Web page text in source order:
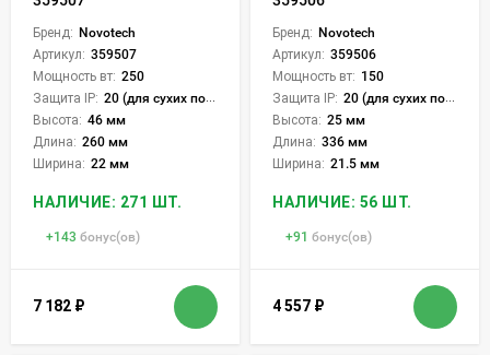
Бренд: Novotech
Артикул: 359507
Мощность вт: 250
Защита IP: 20 (для сухих пом.)
Высота: 46 мм
Длина: 260 мм
Ширина: 22 мм
НАЛИЧИЕ: 271 ШТ.
+143 бонус(ов)
7 182 ₽
Бренд: Novotech
Артикул: 359506
Мощность вт: 150
Защита IP: 20 (для сухих пом.)
Высота: 25 мм
Длина: 336 мм
Ширина: 21.5 мм
НАЛИЧИЕ: 56 ШТ.
+91 бонус(ов)
4 557 ₽